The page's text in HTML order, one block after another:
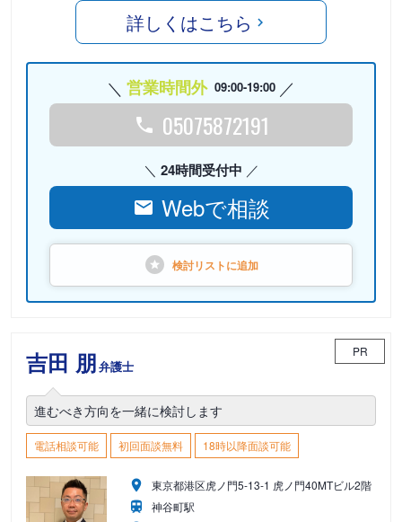
詳しくはこちら
営業時間外 09:00-19:00
05075872191
24時間受付中
Webで相談
検討リストに追加
吉田 朋弁護士
PR
進むべき方向を一緒に検討します
電話相談可能 初回面談無料 18時以降面談可能
東京都港区虎ノ門5-13-1 虎ノ門40MTビル2階
神谷町駅